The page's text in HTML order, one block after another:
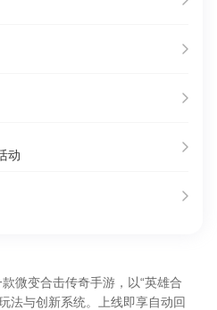
动
微变合击传奇手游，以“英雄合
法与创新系统。上线即享自动回